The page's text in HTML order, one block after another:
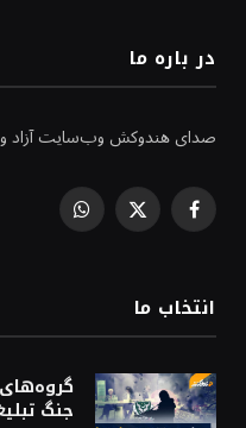
در باره ما
صدای هندوکش وب‌سایت آزاد
Facebook
X
WhatsApp
انتخاب ما
جنگ